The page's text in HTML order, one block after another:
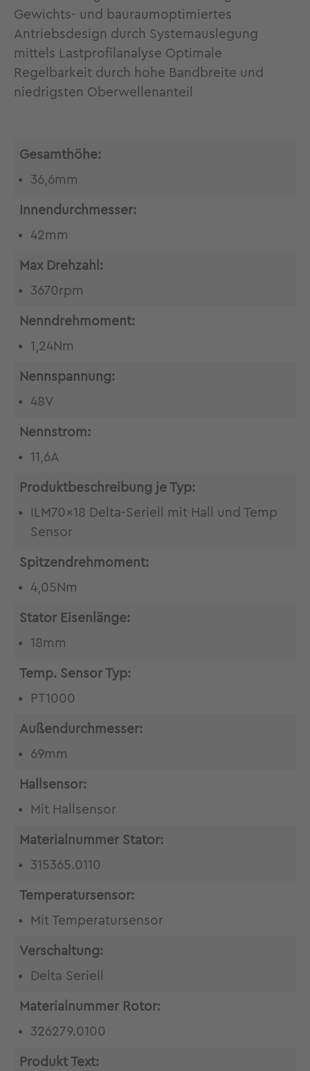
Gewichts- und bauraumoptimiertes
Antriebsdesign durch Systemauslegung
mittels Lastprofilanalyse Optimale
Regelbarkeit durch hohe Bandbreite und
niedrigsten Oberwellenanteil
Gesamthöhe:
36,6mm
Innendurchmesser:
42mm
Max Drehzahl:
3670rpm
Nenndrehmoment:
1,24Nm
Nennspannung:
48V
Nennstrom:
11,6A
Produktbeschreibung je Typ:
ILM70x18 Delta-Seriell mit Hall und Temp
Sensor
Spitzendrehmoment:
4,05Nm
Stator Eisenlänge:
18mm
Temp. Sensor Typ:
PT1000
Außendurchmesser:
69mm
Hallsensor:
Mit Hallsensor
Materialnummer Stator:
315365.0110
Temperatursensor:
Mit Temperatursensor
Verschaltung:
Delta Seriell
Materialnummer Rotor:
326279.0100
Produkt Text: